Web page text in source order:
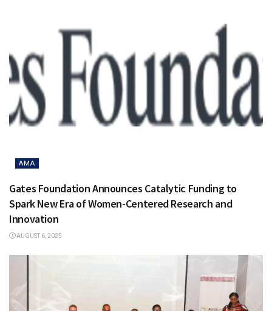
AMA
Gates Foundation Announces Catalytic Funding to
Spark New Era of Women-Centered Research and
Innovation
AUGUST 6, 2025